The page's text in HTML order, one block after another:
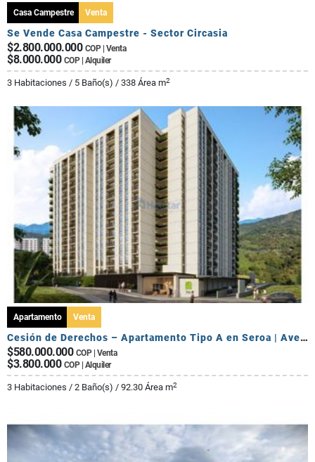
Casa Campestre Venta
Se Vende Casa Campestre - Sector Circasia
$2.800.000.000 COP | Venta
$8.000.000 COP | Alquiler
3 Habitaciones / 5 Baño(s) / 338 Área m2
Apartamento Venta
Cesión de Derechos – Apartamento Tipo A en Seroa | Avenida Centenario
$580.000.000 COP | Venta
$3.800.000 COP | Alquiler
3 Habitaciones / 2 Baño(s) / 92.30 Área m2